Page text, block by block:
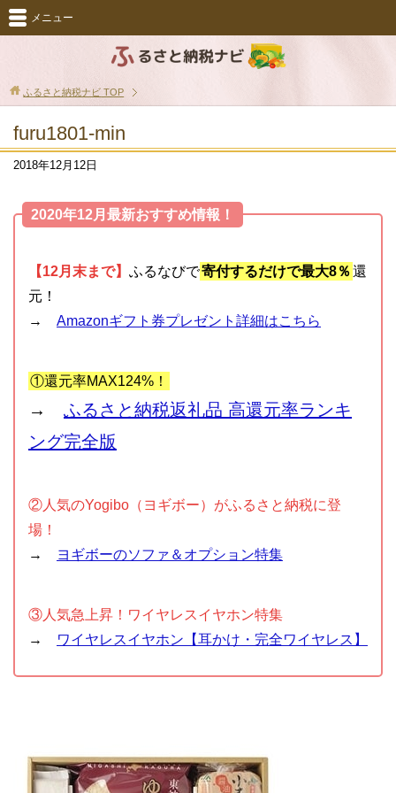
メニュー
ふるさと納税ナビ TOP
furu1801-min
2018年12月12日
2020年12月最新おすすめ情報！
【12月末まで】 ふるなびで寄付するだけで最大8％ 還
元！
→ Amazonギフト券プレゼント詳細はこちら
①還元率MAX124%！
→ ふるさと納税返礼品 高還元率ランキ
ング完全版
②人気のYogibo（ヨギボー）がふるさと納税に登
場！
→
ヨギボーのソファ＆オプション特集
③人気急上昇！ワイヤレスイヤホン特集
→
ワイヤレスイヤホン【耳かけ・完全ワイヤレス】